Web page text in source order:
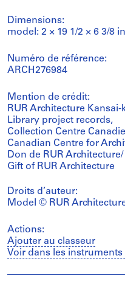
Dimensions:
model: 2 × 19 1/2 × 6 3/8
Numéro de référence:
ARCH276984
Mention de crédit:
RUR Architecture
Library project records,
Collection Centre
Canadian Centre for
Don de RUR Architecture/
Gift of RUR Architecture
Droits d’auteur:
Model © RUR
Actions:
Ajouter au classeur
Voir dans les instruments